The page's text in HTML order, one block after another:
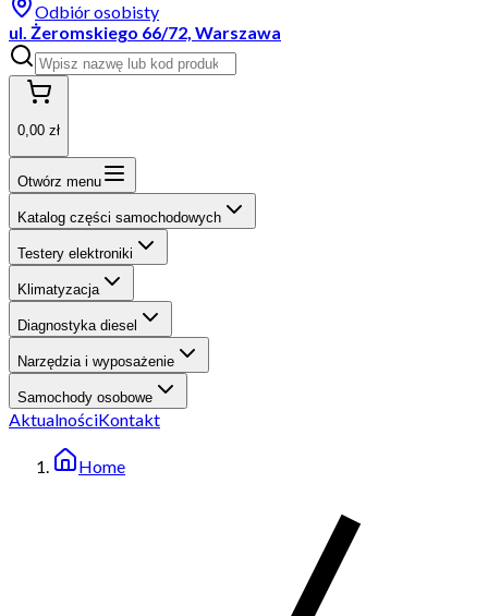
Odbiór osobisty
ul. Żeromskiego 66/72, Warszawa
0,00 zł
Otwórz menu
Katalog części samochodowych
Testery elektroniki
Klimatyzacja
Diagnostyka diesel
Narzędzia i wyposażenie
Samochody osobowe
AktualnościKontakt
Home